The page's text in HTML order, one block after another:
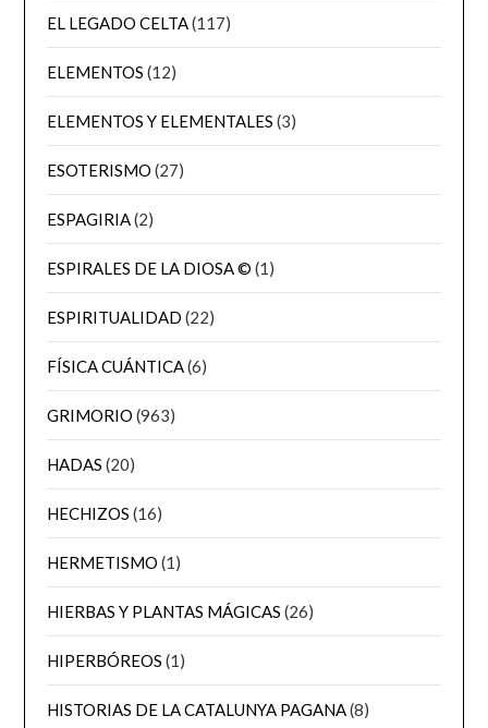
EL LEGADO CELTA(117)
ELEMENTOS (12)
ELEMENTOS Y ELEMENTALES (3)
ESOTERISMO (27)
ESPAGIRIA(2)
ESPIRALES DE LA DIOSA © (1)
ESPIRITUALIDAD (22)
FÍSICA CUÁNTICA(6)
GRIMORIO (963)
HADAS (20)
HECHIZOS (16)
HERMETISMO (1)
HIERBAS Y PLANTAS MÁGICAS (26)
HIPERBÓREOS (1)
HISTORIAS DE LA CATALUNYA PAGANA(8)